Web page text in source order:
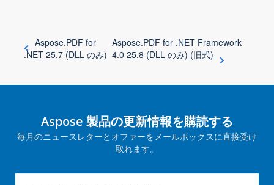
Aspose.PDF for
.NET 25.7 (DLL のみ)
Aspose.PDF for .NET Framework
4.0 25.8 (DLL のみ) (旧式)
Aspose 製品の更新情報を購読する
毎月のニュースレターとオファーをメールボックスに直接受け
取れます。